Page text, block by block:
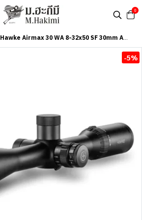
0
Hawke Airmax 30 WA 8-32x50 SF 30mm AMX IR
-5%